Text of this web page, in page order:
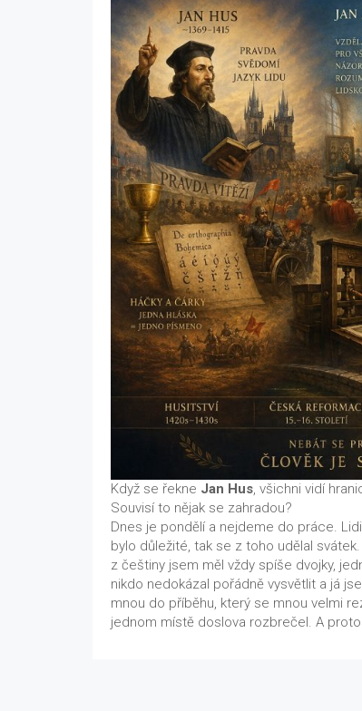
Když se řekne Jan Hus , všichni vidí
Souvisí to nějak se zahradou?
Dnes je pondělí a nejdeme do práce.
bylo důležité, tak se z toho udělal
z češtiny jsem měl vždy spíše dvojky,
nikdo nedokázal pořádně vysvětlit a já
mnou do příběhu, který se mnou velmi
jednom místě doslova rozbrečel. A